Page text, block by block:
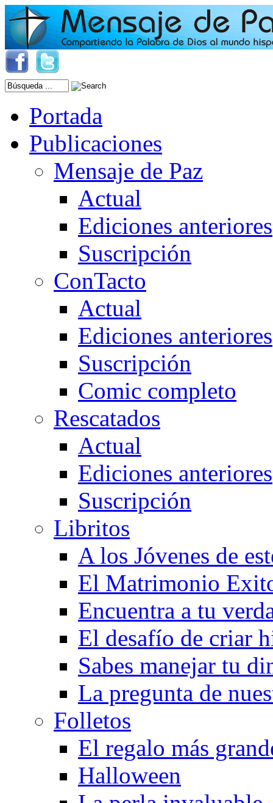
Portada
Publicaciones
Mensaje de Paz
Actual
Ediciones anteriores
Suscripción
ConTacto
Actual
Ediciones anteriores
Suscripción
Comic completo
Rescatados
Actual
Ediciones anteriores
Suscripción
Libritos
A los Jóvenes de
El Matrimonio
Encuentra a tu
El desafío de criar
Sabes manejar tu
La pregunta de
Folletos
El regalo más
Halloween